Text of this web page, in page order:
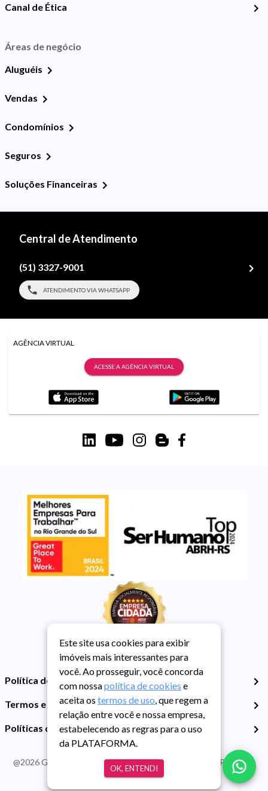
Canal de Ética
Áreas de negócio
Aluguéis
Vendas
Condomínios
Seguros
Soluções Financeiras
Central de Atendimento
(51) 3327-9001
ATENDIMENTO VIA WHATSAPP
AGÊNCIA VIRTUAL
ACESSE A AGÊNCIA VIRTUAL
Política de Privacidade
Termos e Condições de Uso
Políticas de Cookies
@2026Guarida Imóvel. Todos os direitos reservados. CRECI RS -
413J | CNPJ Guarida: 89.398.606/0001-30
Este site usa cookies para exibir
imóveis mais interessantes para
você. Ao prosseguir, você concorda
com nossapolítica de cookies e
aceita os termos de uso, que regem a
relação entre você e nossa empresa,
estabelecendo as regras para o uso
da PLATAFORMA.
OK, ENTENDI